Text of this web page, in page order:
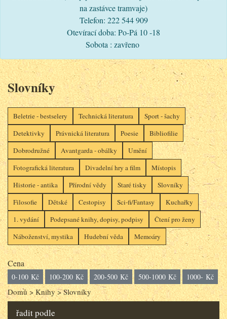
na zastávce tramvaje)
Telefon: 222 544 909
Otevírací doba: Po-Pá 10 -18
Sobota : zavřeno
Slovníky
Beletrie - bestselery Technická literatura
Sport - šachy
Detektivky
Právnická literatura Poesie
Bibliofilie
Dobrodružné
Avantgarda - obálky
Umění
Fotografická literatura
Divadelní hry a film
Místopis
Historie - antika
Přírodní vědy Staré tisky
Slovníky
Filosofie
Dětské Cestopisy Sci-fi/Fantasy
Kuchařky
1. vydání
Podepsané knihy, dopisy, podpisy
Čtení pro ženy
Náboženství, mystika
Hudební věda Memoáry
Cena
0-100 Kč 100-200 Kč 200-500 Kč 500-1000 Kč 1000- Kč
Domů >Knihy>Slovníky
řadit podle